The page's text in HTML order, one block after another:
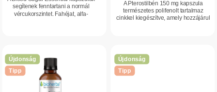
segítenek fenntartani a normál
vércukorszintet. Fahéjat, alfa-
A Pterostilbén 150 mg kapszula
természetes polifenolt tartalmaz
cinkkel kiegészítve, amely hozzájárul
Újdonság
Tipp
Újdonság
Tipp